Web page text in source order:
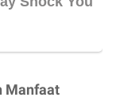
Manfaat